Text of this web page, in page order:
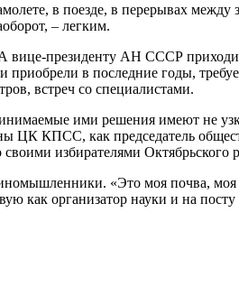
в поезде, в перерывах между
– легким.
вице-президенту АН СССР
в последние годы,
встреч со специалистами.
ими решения имеют не
ЦК КПСС, как председатель
избирателями
«Это моя почва,
как организатор науки и на